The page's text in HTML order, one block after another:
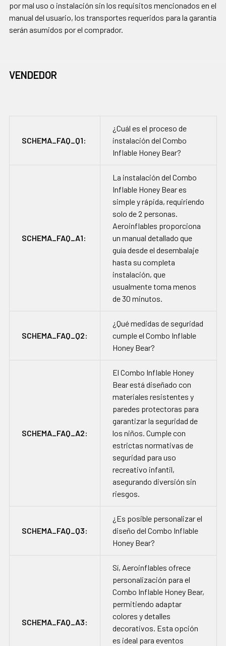
por mal uso o instalación sin los requisitos mencionados en el
manual del usuario, los transportes requeridos para la garantía
serán asumidos por el comprador.
VENDEDOR
SCHEMA_FAQ_Q1:
¿Cuál es el proceso de
instalación del Combo
Inflable Honey Bear?
SCHEMA_FAQ_A1:
La instalación del Combo
Inflable Honey Bear es
simple y rápida, requiriendo
solo de 2 personas.
Aeroinflables proporciona
un manual detallado que
guía desde el desembalaje
hasta su completa
instalación, que
usualmente toma menos
de 30 minutos.
SCHEMA_FAQ_Q2:
¿Qué medidas de seguridad
cumple el Combo Inflable
Honey Bear?
SCHEMA_FAQ_A2:
El Combo Inflable Honey
Bear está diseñado con
materiales resistentes y
paredes protectoras para
garantizar la seguridad de
los niños. Cumple con
estrictas normativas de
seguridad para uso
recreativo infantil,
asegurando diversión sin
riesgos.
SCHEMA_FAQ_Q3:
¿Es posible personalizar el
diseño del Combo Inflable
Honey Bear?
SCHEMA_FAQ_A3:
Sí, Aeroinflables ofrece
personalización para el
Combo Inflable Honey Bear,
permitiendo adaptar
colores y detalles
decorativos. Esta opción
es ideal para eventos